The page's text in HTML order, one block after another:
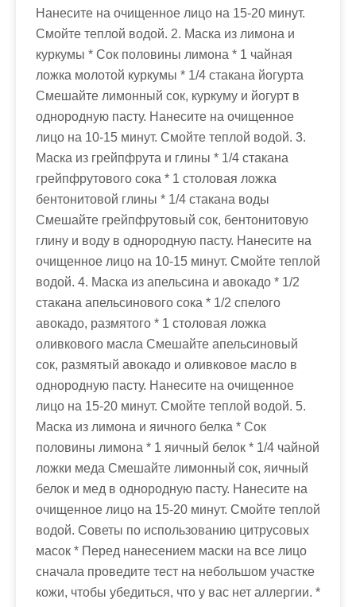
Нанесите на очищенное лицо на 15-20 минут.
Смойте теплой водой. 2. Маска из лимона и
куркумы * Сок половины лимона * 1 чайная
ложка молотой куркумы * 1/4 стакана йогурта
Смешайте лимонный сок, куркуму и йогурт в
однородную пасту. Нанесите на очищенное
лицо на 10-15 минут. Смойте теплой водой. 3.
Маска из грейпфрута и глины * 1/4 стакана
грейпфрутового сока * 1 столовая ложка
бентонитовой глины * 1/4 стакана воды
Смешайте грейпфрутовый сок, бентонитовую
глину и воду в однородную пасту. Нанесите на
очищенное лицо на 10-15 минут. Смойте теплой
водой. 4. Маска из апельсина и авокадо * 1/2
стакана апельсинового сока * 1/2 спелого
авокадо, размятого * 1 столовая ложка
оливкового масла Смешайте апельсиновый
сок, размятый авокадо и оливковое масло в
однородную пасту. Нанесите на очищенное
лицо на 15-20 минут. Смойте теплой водой. 5.
Маска из лимона и яичного белка * Сок
половины лимона * 1 яичный белок * 1/4 чайной
ложки меда Смешайте лимонный сок, яичный
белок и мед в однородную пасту. Нанесите на
очищенное лицо на 15-20 минут. Смойте теплой
водой. Советы по использованию цитрусовых
масок * Перед нанесением маски на все лицо
сначала проведите тест на небольшом участке
кожи, чтобы убедиться, что у вас нет аллергии. *